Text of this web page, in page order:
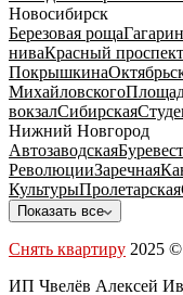
Новосибирск
Березовая роща
ниваКрасный проспект
Покрышкина
Михайловского
вокзалСибирская
Нижний Новгород
Автозаводская
РеволюцииЗаречная
КультурыПролетарская
Показать все
Снять квартиру 2025
ИП Чвелёв Алексей